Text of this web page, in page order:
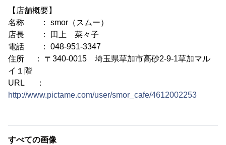
【店舗概要】
名称 ： smor（スムー）
店長 ： 田上 菜々子
電話 ： 048-951-3347
住所 ： 〒340-0015 埼玉県草加市高砂2-9-1草加マル
イ１階
URL ：
http://www.pictame.com/user/smor_cafe/4612002253
すべての画像